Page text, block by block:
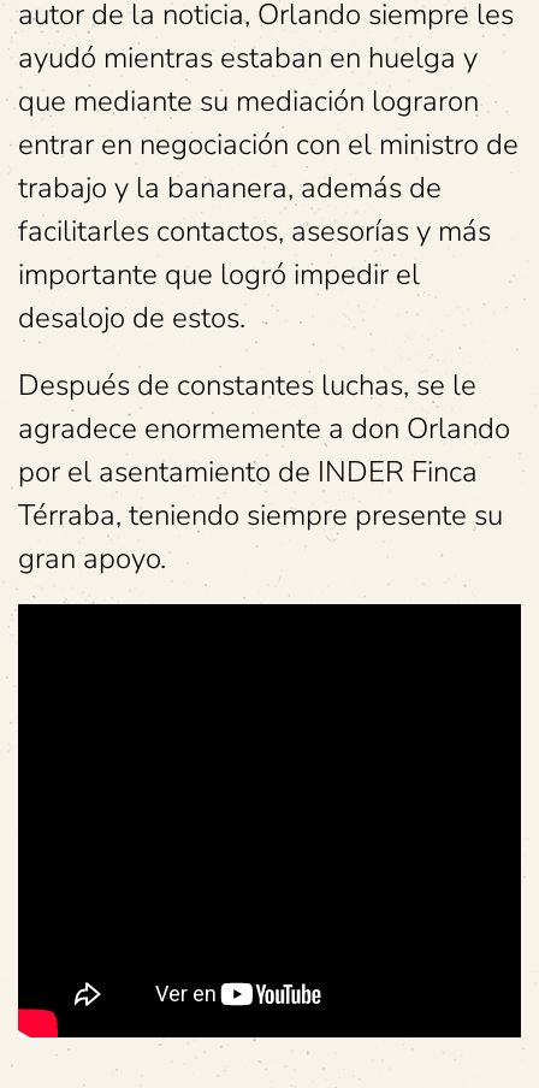
autor de la noticia, Orlando siempre les
ayudó mientras estaban en huelga y
que mediante su mediación lograron
entrar en negociación con el ministro de
trabajo y la bananera, además de
facilitarles contactos, asesorías y más
importante que logró impedir el
desalojo de estos.
Después de constantes luchas, se le
agradece enormemente a don Orlando
por el asentamiento de INDER Finca
Térraba, teniendo siempre presente su
gran apoyo.